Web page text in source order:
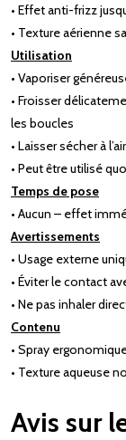
• Effet anti-frizz
• Texture aérienne
Utilisation
• Vaporiser
• Froisser
les boucles
• Laisser sécher à
• Peut être utilisé
Temps de pose
• Aucun – effet
Avertissements
• Usage externe
• Éviter le contact
• Ne pas inhaler
Contenu
• Spray
• Texture aqueuse
Avis sur